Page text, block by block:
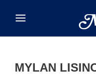
MYLAN